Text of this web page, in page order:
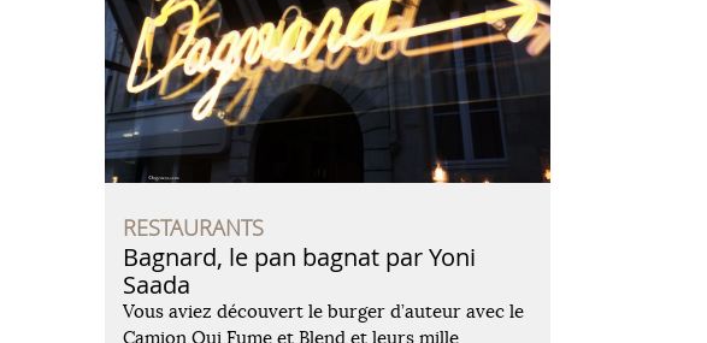
RESTAURANTS
Bagnard, le pan bagnat par Yoni
Saada
Vous aviez découvert le burger d’auteur avec le
Camion Qui Fume et Blend et leurs mille